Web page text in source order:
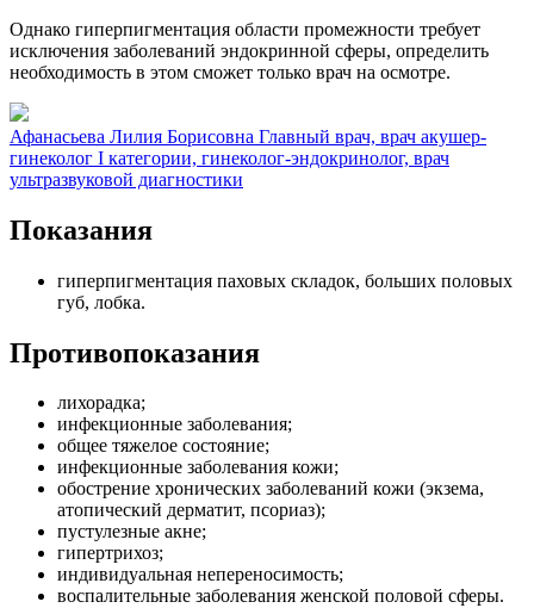
Однако гиперпигментация области промежности требует
исключения заболеваний эндокринной сферы, определить
необходимость в этом сможет только врач на осмотре.
Афанасьева Лилия Борисовна Главный врач, врач акушер-
гинеколог I категории, гинеколог-эндокринолог, врач
ультразвуковой диагностики
Показания
гиперпигментация паховых складок, больших половых
губ, лобка.
Противопоказания
лихорадка;
инфекционные заболевания;
общее тяжелое состояние;
инфекционные заболевания кожи;
обострение хронических заболеваний кожи (экзема,
атопический дерматит, псориаз);
пустулезные акне;
гипертрихоз;
индивидуальная непереносимость;
воспалительные заболевания женской половой сферы.